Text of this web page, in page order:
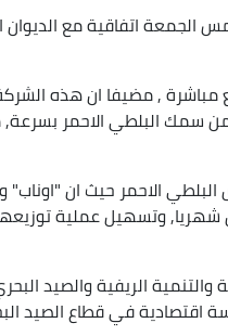
الجمعة اتفاقية مع
" اوناب " لديها اليوم أكثر من 200 نقطة بيع مباشرة ,
سمك البلطي الاحمر
الاحمر حيث ان
وتسهيل عملية توزيعها
والتنمية الريفية والصيد
اقتصادية في قطاع الصيد